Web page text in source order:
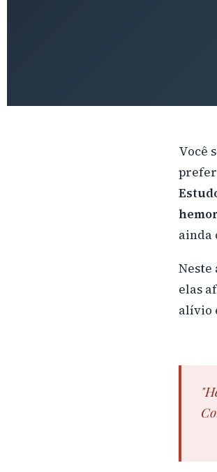
Você
ainda
Neste
elas
alívio